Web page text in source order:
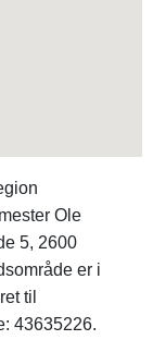
Ole
5, 2600
er i
til
43635226.